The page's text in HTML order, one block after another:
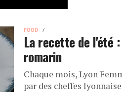
FOOD
La recette de l'été
romarin
Chaque mois, Lyon
par des cheffes